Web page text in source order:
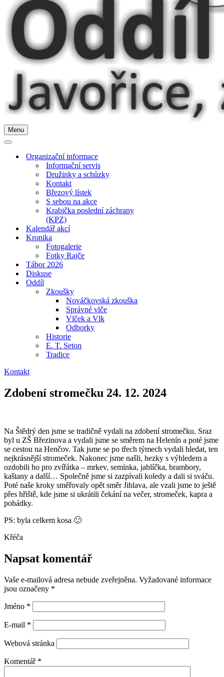
Menu
Navigační
Navigační
Organizační informace
Informační servis
Družinky a schůzky
Kontakt
Březový lístek
S sebou na akce
Krabička poslední záchrany
(KPZ)
Kalendář akcí
Kronika
Fotogalerie
Fotky Rajče
Tábor 2026
Diskuse
Oddíl
Zkoušky
Nováčkovská zkouška
Správné vlče
Vlček a Vlk
Odborky
Historie
E. T. Seton
Tradice
Kontakt
Zdobení stromečku 24. 12. 2024
Na Štědrý den jsme se tradičně vydali na zdobení stromečku. Sraz
byl u ZŠ Březinova a vydali jsme se směrem na Helenín a poté jsme
se cestou na Henčov. Tak jsme se po třech týmech vydali hledat, ten
nejkrásnější stromeček. Nakonec jsme našli, hezky s výhledem a
ozdobili ho pro zvířátka – mrkev, semínka, jablíčka, brambory,
kaštany a další… Společně jsme si zazpívali koledy a dali si sváču.
Poté naše kroky směřovaly opět směr Jihlava, ale vzali jsme to ještě
přes hřiště, kde jsme si ukrátili čekání na večer, stromeček, kapra a
pohádky.
PS: byla celkem kosa 🙂
Křéča
Napsat komentář
Vaše e-mailová adresa nebude zveřejněna. Vyžadované informace
jsou označeny *
Jméno *
E-mail *
Webová stránka
Komentář *